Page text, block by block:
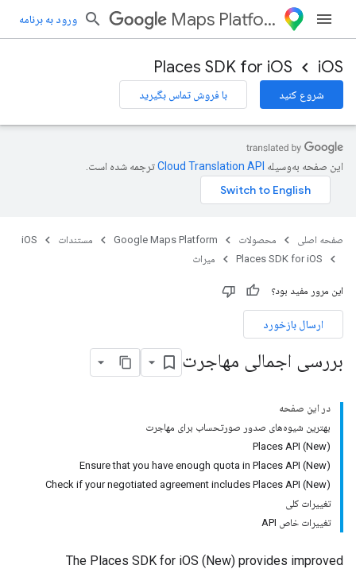
Maps Platform ورود به برنامه
iOS
Places SDK for iOS
شروع کنید با فروش تماس بگیرید
این صفحه به‌وسیله ترجمه شده است.
صفحه اصلی محصولات Google Maps Platform مستندات
iOS
Places SDK for iOS
میراث
این مرور مفید بود؟
ارسال بازخورد
بررسی اجمالی مهاجرت
در این صفحه
بهترین شیوه‌های صدور صورتحساب برای مهاجرت
Places API (New)
Ensure that you have enough quota in Places API (New)
Check if your negotiated agreement includes Places API (New)
تغییرات کلی
تغییرات خاص API
The Places SDK for iOS (New) provides improved